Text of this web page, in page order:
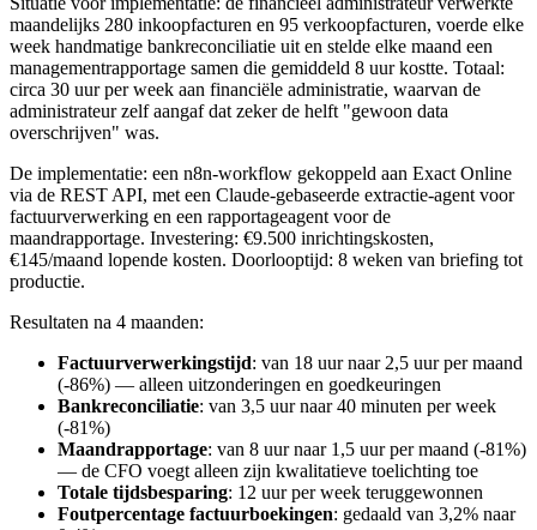
maandelijks 280 inkoopfacturen en 95 verkoopfacturen, voerde elke
week handmatige bankreconciliatie uit en stelde elke maand een
managementrapportage samen die gemiddeld 8 uur kostte. Totaal:
circa 30 uur per week aan financiële administratie, waarvan de
administrateur zelf aangaf dat zeker de helft "gewoon data
overschrijven" was.
De implementatie: een n8n-workflow gekoppeld aan Exact Online
via de REST API, met een Claude-gebaseerde extractie-agent voor
factuurverwerking en een rapportageagent voor de
maandrapportage. Investering: €9.500 inrichtingskosten,
€145/maand lopende kosten. Doorlooptijd: 8 weken van briefing tot
productie.
Resultaten na 4 maanden:
Factuurverwerkingstijd: van 18 uur naar 2,5 uur per maand
(-86%) — alleen uitzonderingen en goedkeuringen
Bankreconciliatie: van 3,5 uur naar 40 minuten per week
(-81%)
Maandrapportage: van 8 uur naar 1,5 uur per maand (-81%)
— de CFO voegt alleen zijn kwalitatieve toelichting toe
Totale tijdsbesparing: 12 uur per week teruggewonnen
Foutpercentage factuurboekingen: gedaald van 3,2% naar